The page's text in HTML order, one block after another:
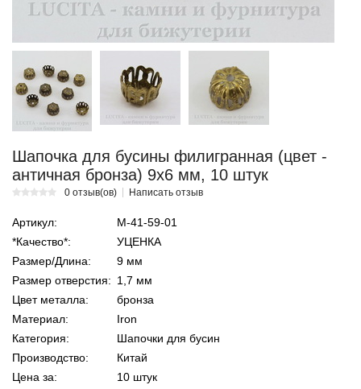
Шапочка для бусины филигранная (цвет -
античная бронза) 9х6 мм, 10 штук
0 отзыв(ов) Написать отзыв
Артикул:
М-41-59-01
*Качество*:
УЦЕНКА
Размер/Длина:
9 мм
Размер отверстия: 1,7 мм
Цвет металла:
бронза
Материал:
Iron
Категория:
Шапочки для бусин
Производство:
Китай
Цена за:
10 штук